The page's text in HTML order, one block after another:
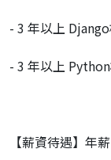
- 3 年以上
- 3 年以上
【薪資待遇】年